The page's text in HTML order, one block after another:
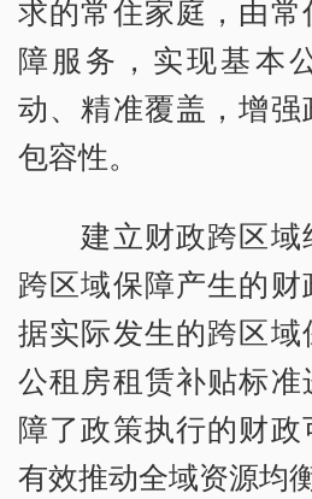
求的常住家庭，由
障服务，实现基本
动、精准覆盖，增
包容性。
建立财政跨区域
跨区域保障产生的
据实际发生的跨区域
公租房租赁补贴标
障了政策执行的财
有效推动全域资源均